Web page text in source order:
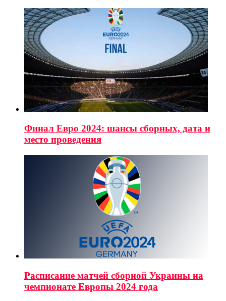
Финал Евро 2024: шансы сборных, дата и
место проведения
Расписание матчей сборной Украины на
чемпионате Европы 2024 года